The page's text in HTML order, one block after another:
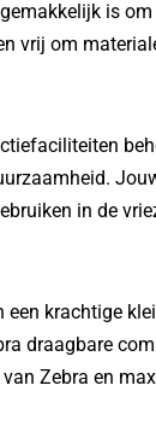
is
vrij om
in de
krachtige
draagbare
Zebra en